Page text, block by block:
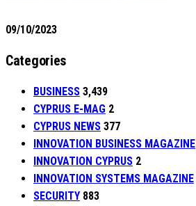
09/10/2023
Categories
BUSINESS 3,439
CYPRUS E-MAG 2
CYPRUS NEWS 377
INNOVATION BUSINESS MAGAZINE
INNOVATION CYPRUS 2
INNOVATION SYSTEMS MAGAZINE
SECURITY 883